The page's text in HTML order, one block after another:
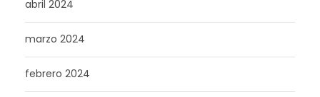
abril 2024
marzo 2024
febrero 2024